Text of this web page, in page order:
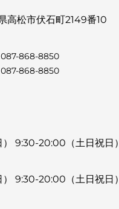
高松市伏石町2149番10
087-868-8850
087-868-8850
9:30-20:00（土日祝日）
9:30-20:00（土日祝日）